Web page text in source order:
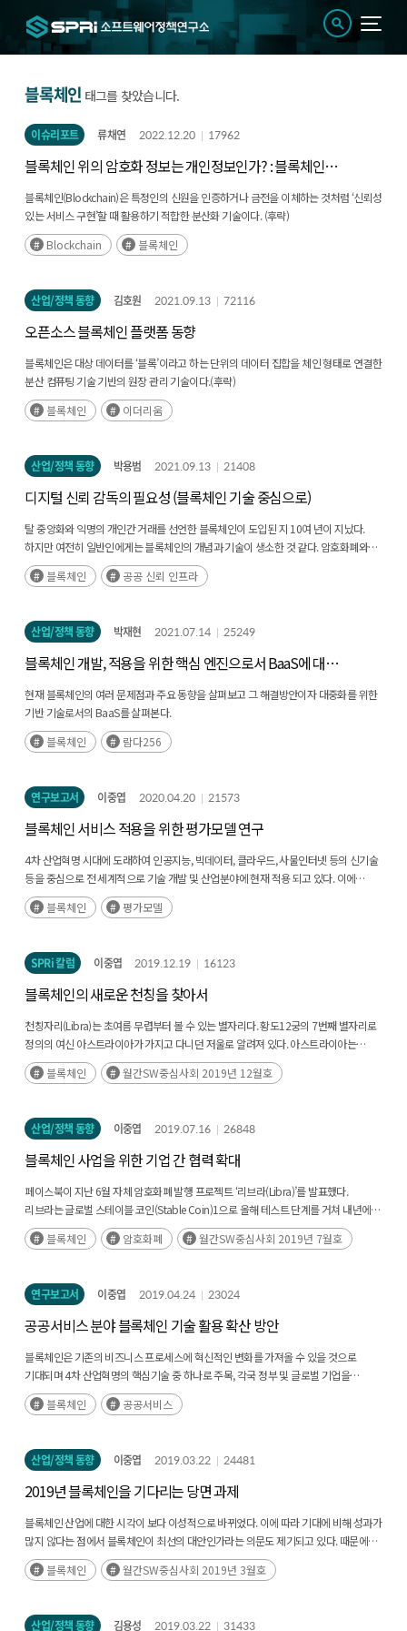
블록체인 태그를 찾았습니다.
이슈리포트 류채연 2022.12.20 17962
블록체인 위의 암호화 정보는 개인정보인가? : 블록체인
기반의 분산신원인증 서비스를 중심으로
블록체인(Blockchain)은 특정인의 신원을 인증하거나 금전을 이체하는 것처럼 ‘신뢰성
있는 서비스 구현’할 때 활용하기 적합한 분산화 기술이다. (후략)
Blockchain
블록체인
산업/정책 동향 김호원 2021.09.13 72116
오픈소스 블록체인 플랫폼 동향
블록체인은 대상 데이터를 ‘블록’이라고 하는 단위의 데이터 집합을 체인 형태로 연결한
분산 컴퓨팅 기술 기반의 원장 관리 기술이다.(후략)
블록체인
이더리움
산업/정책 동향 박용범 2021.09.13 21408
디지털 신뢰 감독의 필요성 (블록체인 기술 중심으로)
탈 중앙화와 익명의 개인간 거래를 선언한 블록체인이 도입된 지 10여 년이 지났다.
하지만 여전히 일반인에게는 블록체인의 개념과 기술이 생소한 것 같다. 암호화폐와의
관계 역시 아직 명확하게 분리되고 있는 것 같지 않다. 물론 블록체인 기술이 소개된
것이 비트코인에 의한 것이었고, 따라서 암호화폐의 기반 기술로 사용된 것은 사실이다.
블록체인 공공 신뢰 인프라
산업/정책 동향 박재현 2021.07.14 25249
블록체인 개발, 적용을 위한 핵심 엔진으로서 BaaS에 대한
고찰
현재 블록체인의 여러 문제점과 주요 동향을 살펴보고 그 해결방안이자 대중화를 위한
기반 기술로서의 BaaS를 살펴본다.
블록체인
람다256
연구보고서 이중엽 2020.04.20 21573
블록체인 서비스 적용을 위한 평가모델 연구
4차 산업혁명 시대에 도래하여 인공지능, 빅데이터, 클라우드, 사물인터넷 등의 신기술
등을 중심으로 전 세계적으로 기술 개발 및 산업분야에 현재 적용 되고 있다. 이에
더불어 4차 산업혁명의 주요 인프라로 블록체인이 급부상 하고 있다.(후략)
블록체인 평가모델
SPRi 칼럼 이중엽 2019.12.19 16123
블록체인의 새로운 천칭을 찾아서
천칭자리(Libra)는 초여름 무렵부터 볼 수 있는 별자리다. 황도12궁의 7번째 별자리로
정의의 여신 아스트라이아가 가지고 다니던 저울로 알려져 있다. 아스트라이아는
분쟁이 일어나면 그 당사자들을 저울에 올려놓고 옳고 그름을 쟀다고 한다.(후략)
블록체인 월간SW중심사회 2019년 12월호
산업/정책 동향 이중엽 2019.07.16 26848
블록체인 사업을 위한 기업 간 협력 확대
페이스북이 지난 6월 자체 암호화폐 발행 프로젝트 ‘리브라(Libra)’를 발표했다.
리브라는 글로벌 스테이블 코인(Stable Coin)1으로 올해 테스트 단계를 거쳐 내년에
정식으로 출시될 예정이다. 이 프로젝트는 ‘전 세계 수십억 명이 활용할 수 있는 간편한
형태의 글로벌 통화 및 금융 인프라의 제공2’을 목표로 한다.(후략)
블록체인 암호화폐 월간SW중심사회 2019년 7월호
연구보고서 이중엽 2019.04.24 23024
공공서비스 분야 블록체인 기술 활용 확산 방안
블록체인은 기존의 비즈니스 프로세스에 혁신적인 변화를 가져올 수 있을 것으로
기대되며 4차 산업혁명의 핵심기술 중 하나로 주목, 각국 정부 및 글로벌 기업을
중심으로 다양한 분야에 블록체인 기술을 시범 적용하여 다양한 적용 사례를 발굴하는
중(후략)블록체인 공공서비스
산업/정책 동향 이중엽 2019.03.22 24481
2019년 블록체인을 기다리는 당면 과제
블록체인 산업에 대한 시각이 보다 이성적으로 바뀌었다. 이에 따라 기대에 비해 성과가
많지 않다는 점에서 블록체인이 최선의 대안인가라는 의문도 제기되고 있다. 때문에
올해는 블록체인 기술의 실질적인 가치를 증명해 보이는 것이 매우 중요하다.(후략)
블록체인 월간SW중심사회 2019년 3월호
산업/정책 동향 김용성 2019.03.22 31433